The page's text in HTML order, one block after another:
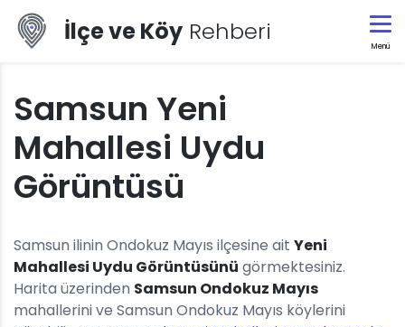
İlçe ve Köy Rehberi
Menü
Samsun Yeni
Mahallesi Uydu
Görüntüsü
Samsun ilinin Ondokuz Mayıs ilçesine ait Yeni
Mahallesi Uydu Görüntüsünü görmektesiniz.
Harita üzerinden Samsun Ondokuz Mayıs
mahallerini ve Samsun Ondokuz Mayıs köylerini